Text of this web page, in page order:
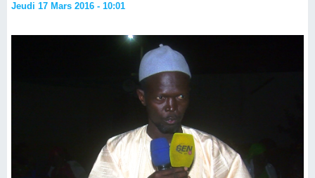
Jeudi 17 Mars 2016 - 10:01